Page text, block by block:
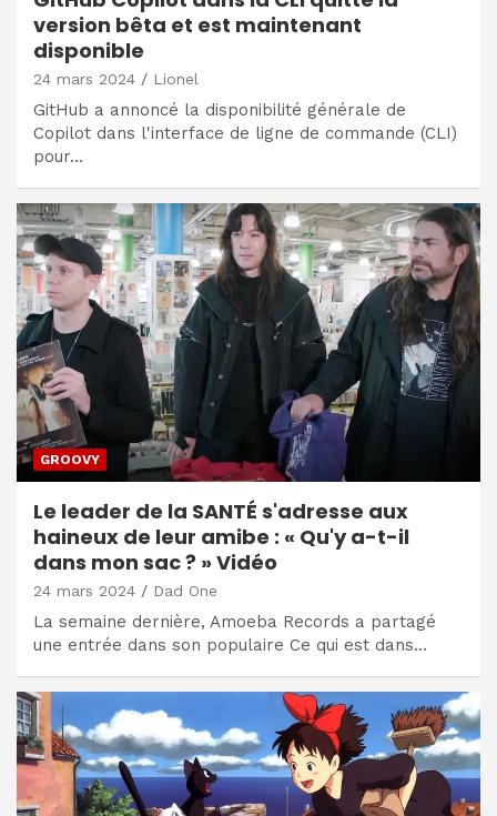
version bêta et est maintenant
disponible
24 mars 2024 Lionel
GitHub a annoncé la disponibilité générale de
Copilot dans l'interface de ligne de commande (CLI)
pour…
GROOVY
Le leader de la SANTÉ s'adresse aux
haineux de leur amibe : « Qu'y a-t-il
dans mon sac ? » Vidéo
24 mars 2024 Dad One
La semaine dernière, Amoeba Records a partagé
une entrée dans son populaire Ce qui est dans…